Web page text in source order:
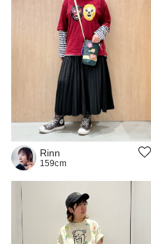
Rinn
159cm